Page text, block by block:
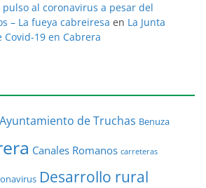
al coronavirus a pesar del
– La fueya cabreiresa en La Junta
19 en Cabrera
Ayuntamiento de Truchas Benuza
Canales Romanos carreteras
Desarrollo rural